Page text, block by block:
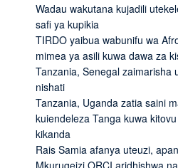
Wadau wakutana kujadili
safi ya kupikia
TIRDO yaibua wabunifu wa
mimea ya asili kuwa dawa za
Tanzania, Senegal zaimarisha
nishati
Tanzania, Uganda zatia saini
kuiendeleza Tanga kuwa
kikanda
Rais Samia afanya uteuzi,
Mkurugejzi ORCI aridhishwa